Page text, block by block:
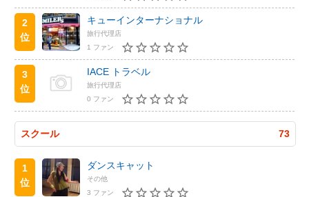
2
位
キューインターナショナル
旅行代理店
1 ファン
3
位
IACE トラベル
旅行代理店
0 ファン
スクール 73
1
位
ダンスキャット
その他
3 ファン